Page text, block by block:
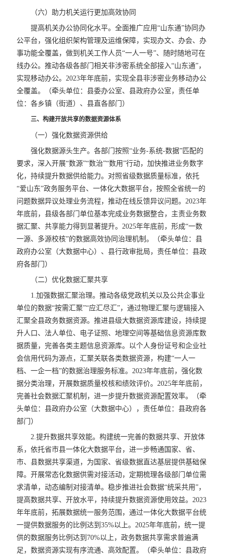
（六）助力机关运行更加高效协同
提高机关办公协同化水平。全面推广应用“山东通”协同办
公平台，强化组织架构管理及运维保障，实现办文、办会、办
事功能全覆盖，做到机关工作人员“一人一号”、随时随地可在
线办公。推动各级各部门相关非涉密系统全部接入“山东通”，
实现移动办公。2023年年底前，实现全县非涉密业务移动办公
全覆盖。（牵头单位：县委办公室、县政府办公室，责任单
位：各乡镇（街道）、县直各部门）
三、构建开放共享的数据资源体系
（一）强化数据资源供给
强化数据源头生产。各部门按照“业务-系统-数据”匹配的
要求，深入开展“数源”“数治”“数用”行动，加快推进业务数字
化，持续提升数据供给能力。对照省级数据质量标准，依托
“爱山东”政务服务平台、一体化大数据平台，按照全省统一的
问题数据异议处理业务流程，推动在线反馈异议问题。2023年
年底前，县级各部门单位基本完成业务数据整合，主责业务数
据汇聚、共享能力得到显著提升。2025年年底前，形成“一数
一源、多源校核”的数据高效协同治理机制。（牵头单位：县
政府办公室（大数据中心）、县行政审批局，责任单位：县政
府各部门）
（二）优化数据汇聚共享
1.加强数据汇聚治理。推动各级党政机关以及公共企事业
单位的数据“按需汇聚”“应汇尽汇”，通过物理汇聚与逻辑接入
汇聚全县政务数据资源。推进县级大数据资源库建设，持续提
升人口、法人单位、电子证照、地理空间等基础信息资源库数
据质量，完善各类主题信息资源库。以个人身份证号和企业社
会信用代码为源点，汇聚关联各类数据资源，构建“一人一
档、一企一档”的数据治理服务标准。2023年年底前，强化数
据分类治理，开展数据质量校核和绩效评价。2025年年底前，
完善社会数据汇聚机制，进一步提升数据资源配置效率。（牵
头单位：县政府办公室（大数据中心），责任单位：县政府各
部门）
2.提升数据共享效能。构建统一完善的数据共享、开放体
系，依托省市县一体化大数据平台，进一步畅通国家、省、
市、县数据共享渠道，为国家、省级数据直达基层提供基础保
障。开展常态化数据供需对接活动，定期梳理各级部门单位需
求清单，动态编制对接清单。稳步推进社会数据“统采共用”，
提高数据共享、开放水平，持续提升数据资源使用效益。2023
年年底前，拓展数据统一服务范围，通过一体化大数据平台统
一提供数据服务的比例达到35%以上。2025年年底前，统一提
供的数据服务比例达到70%以上，政务数据共享需求普遍满
足，数据资源实现有序流通、高效配置。（牵头单位：县政府